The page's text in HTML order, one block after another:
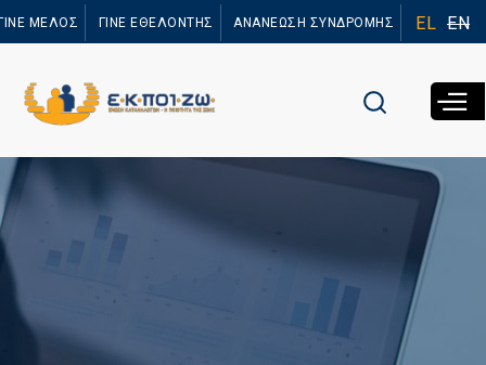
προς το
ΜΕΛΟΣ ΓΙΝΕ ΕΘΕΛΟΝΤΗΣ ΑΝΑΝΕΩΣΗ ΣΥΝΔΡΟΜΗΣ EL EN